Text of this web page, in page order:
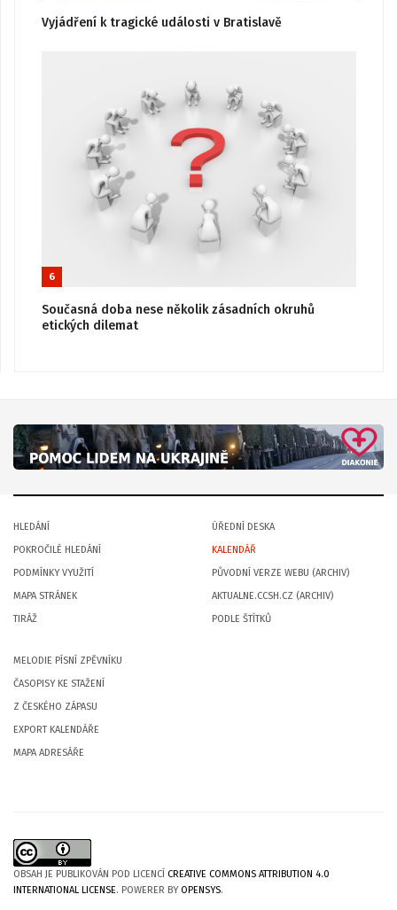
Vyjádření k tragické události v Bratislavě
6
Současná doba nese několik zásadních okruhů
etických dilemat
HLEDÁNÍ
POKROČILÉ HLEDÁNÍ
PODMÍNKY VYUŽITÍ
MAPA STRÁNEK
TIRÁŽ
ÚŘEDNÍ DESKA
KALENDÁŘ
PŮVODNÍ VERZE WEBU (ARCHIV)
AKTUALNE.CCSH.CZ (ARCHIV)
PODLE ŠTÍTKŮ
MELODIE PÍSNÍ ZPĚVNÍKU
ČASOPISY KE STAŽENÍ
Z ČESKÉHO ZÁPASU
EXPORT KALENDÁŘE
MAPA ADRESÁŘE
OBSAH JE PUBLIKOVÁN POD LICENCÍ CREATIVE COMMONS ATTRIBUTION 4.0
INTERNATIONAL LICENSE. POWERER BYOPENSYS.